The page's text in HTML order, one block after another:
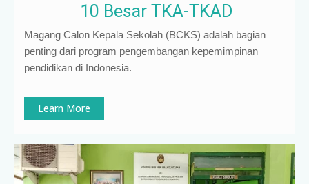
10 Besar TKA-TKAD
Magang Calon Kepala Sekolah (BCKS) adalah bagian
penting dari program pengembangan kepemimpinan
pendidikan di Indonesia.
Learn More